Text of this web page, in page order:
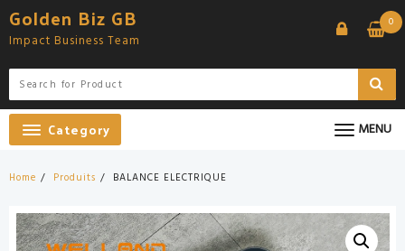
Skip
to
content
Golden Biz GB
Impact Business Team
0
Category MENU
Home Produits BALANCE ELECTRIQUE